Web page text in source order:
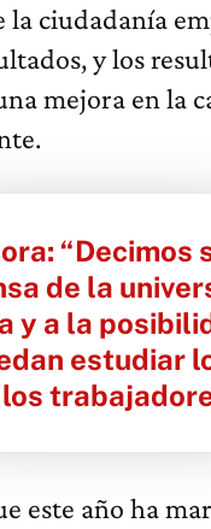
la ciudadanía
y los
mejora en la
“Decimos
de la
y a la
estudiar
este año ha